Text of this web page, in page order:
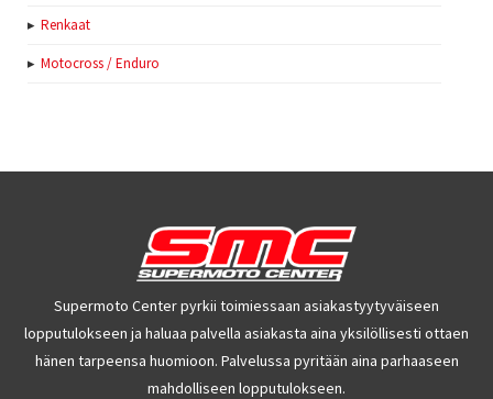
Renkaat
Motocross / Enduro
Supermoto Center pyrkii toimiessaan asiakastyytyväiseen
lopputulokseen ja haluaa palvella asiakasta aina yksilöllisesti ottaen
hänen tarpeensa huomioon. Palvelussa pyritään aina parhaaseen
mahdolliseen lopputulokseen.